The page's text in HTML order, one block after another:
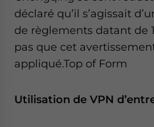
déclaré qu’il s’agissait
de règlements datant de
pas que cet
appliqué.Top of Form
Utilisation de VPN